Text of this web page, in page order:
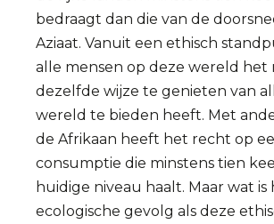
bedraagt dan die van de
Aziaat. Vanuit een ethisch
alle mensen op deze wereld het
dezelfde wijze te genieten van
wereld te bieden heeft. Met
de Afrikaan heeft het recht op
consumptie die minstens tien
huidige niveau haalt. Maar wat is
ecologische gevolg als deze